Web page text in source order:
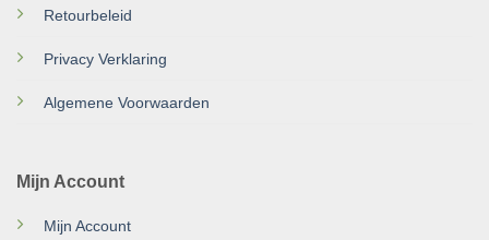
Retourbeleid
Privacy Verklaring
Algemene Voorwaarden
Mijn Account
Mijn Account